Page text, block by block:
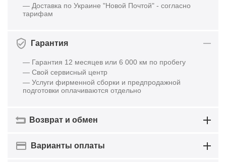
— Доставка по Украине "Новой Почтой" - согласно
тарифам
Гарантия
— Гарантия 12 месяцев или 6 000 км по пробегу
— Свой сервисный центр
— Услуги фирменной сборки и предпродажной
подготовки оплачиваются отдельно
Возврат и обмен
Варианты оплаты